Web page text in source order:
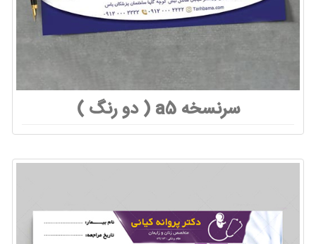
سرنسخه a5 ( دو رنگ )